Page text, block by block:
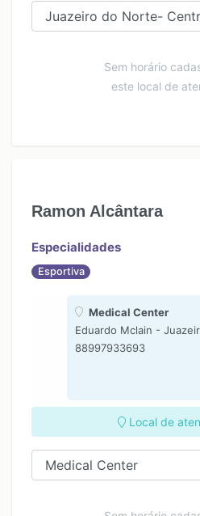
Sem horário
este local de
Ramon Alcântara
Especialidades
Esportiva
Medical Center
Eduardo Mclain -
88997933693
Local de